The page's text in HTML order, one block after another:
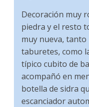
Decoración muy
piedra y el resto
muy nueva, tanto
taburetes, como
típico cubito de
acompañó en
botella de sidra
escanciador